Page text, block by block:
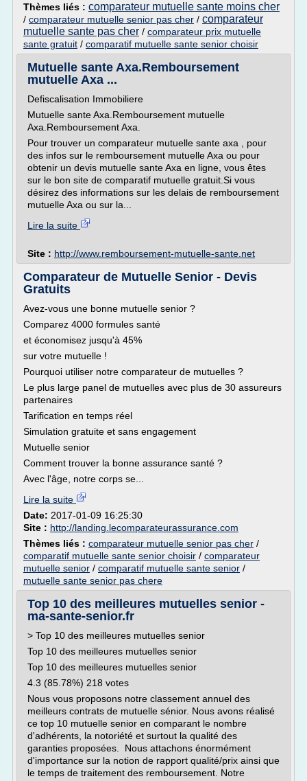
Thèmes liés : comparateur mutuelle sante moins cher
/ comparateur mutuelle senior pas cher / comparateur
mutuelle sante pas cher / comparateur prix mutuelle
sante gratuit / comparatif mutuelle sante senior choisir
Mutuelle sante Axa.Remboursement
mutuelle Axa ...
Defiscalisation Immobiliere
Mutuelle sante Axa.Remboursement mutuelle
Axa.Remboursement Axa.
Pour trouver un comparateur mutuelle sante axa , pour
des infos sur le remboursement mutuelle Axa ou pour
obtenir un devis mutuelle sante Axa en ligne, vous êtes
sur le bon site de comparatif mutuelle gratuit.Si vous
désirez des informations sur les delais de remboursement
mutuelle Axa ou sur la...
Lire la suite
Site : http://www.remboursement-mutuelle-sante.net
Comparateur de Mutuelle Senior - Devis
Gratuits
Avez-vous une bonne mutuelle senior ?
Comparez 4000 formules santé
et économisez jusqu'à 45%
sur votre mutuelle !
Pourquoi utiliser notre comparateur de mutuelles ?
Le plus large panel de mutuelles avec plus de 30 assureurs
partenaires
Tarification en temps réel
Simulation gratuite et sans engagement
Mutuelle senior
Comment trouver la bonne assurance santé ?
Avec l'âge, notre corps se...
Lire la suite
Date: 2017-01-09 16:25:30
Site : http://landing.lecomparateurassurance.com
Thèmes liés : comparateur mutuelle senior pas cher /
comparatif mutuelle sante senior choisir / comparateur
mutuelle senior / comparatif mutuelle sante senior /
mutuelle sante senior pas chere
Top 10 des meilleures mutuelles senior -
ma-sante-senior.fr
> Top 10 des meilleures mutuelles senior
Top 10 des meilleures mutuelles senior
Top 10 des meilleures mutuelles senior
4.3 (85.78%) 218 votes
Nous vous proposons notre classement annuel des
meilleurs contrats de mutuelle sénior. Nous avons réalisé
ce top 10 mutuelle senior en comparant le nombre
d'adhérents, la notoriété et surtout la qualité des
garanties proposées. Nous attachons énormément
d'importance sur la notion de rapport qualité/prix ainsi que
le temps de traitement des remboursement. Notre